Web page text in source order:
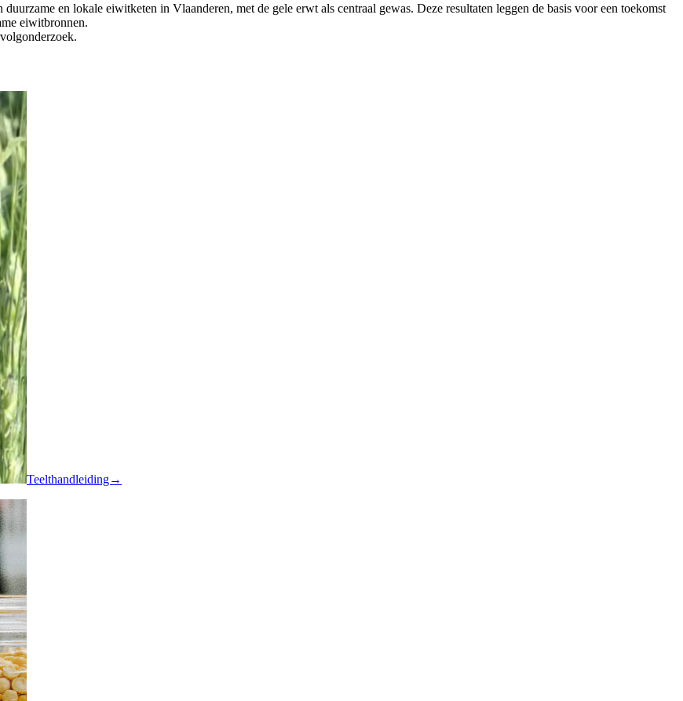
en lokale eiwitketen in Vlaanderen, met de gele erwt als centraal gewas. Deze resultaten leggen de basis voor een toekomst
eiwitbronnen.
Teelthandleiding→